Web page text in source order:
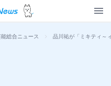
能総合ニュース > 品川祐が「ミキティ